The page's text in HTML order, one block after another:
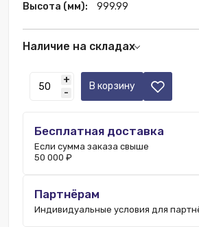
Высота (мм):
999.99
Наличие на складах
Краснодар:
250 шт.
Новосибирск:150 шт.
Ростов-на-Дону:550 шт.
Пятигорск:150 шт.
+
-
В корзину
Бесплатная доставка
Если сумма заказа свыше
50 000 ₽
Партнёрам
Индивидуальные условия для